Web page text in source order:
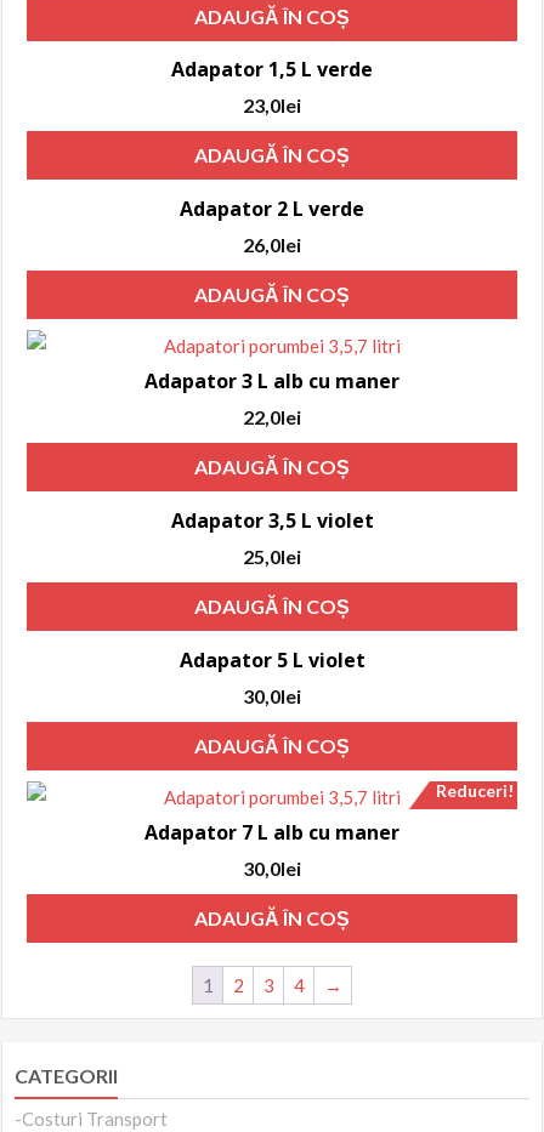
ADAUGĂ ÎN COȘ
Adapator 1,5 L verde
23,0lei
ADAUGĂ ÎN COȘ
Adapator 2 L verde
26,0lei
ADAUGĂ ÎN COȘ
Adapator 3 L alb cu maner
22,0lei
ADAUGĂ ÎN COȘ
Adapator 3,5 L violet
25,0lei
ADAUGĂ ÎN COȘ
Adapator 5 L violet
30,0lei
ADAUGĂ ÎN COȘ
Reduceri!
Adapator 7 L alb cu maner
Prețul
inițial
a
fost:
36,0lei.
30,0lei
curent
este:
30,0lei.
ADAUGĂ ÎN COȘ
1 2 3 4 →
CATEGORII
-Costuri Transport